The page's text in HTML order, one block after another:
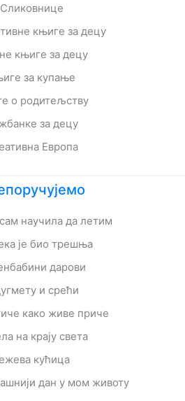
Сликовнице
књиге за децу
књиге за децу
за купање
о родитељству
за децу
Европа
научила да летим
је био трешња
дарови
и срећи
како живе приче
на крају света
кућица
дан у мом животу